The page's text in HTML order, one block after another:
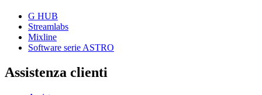
G HUB
Streamlabs
Mixline
Software serie ASTRO
Assistenza clienti